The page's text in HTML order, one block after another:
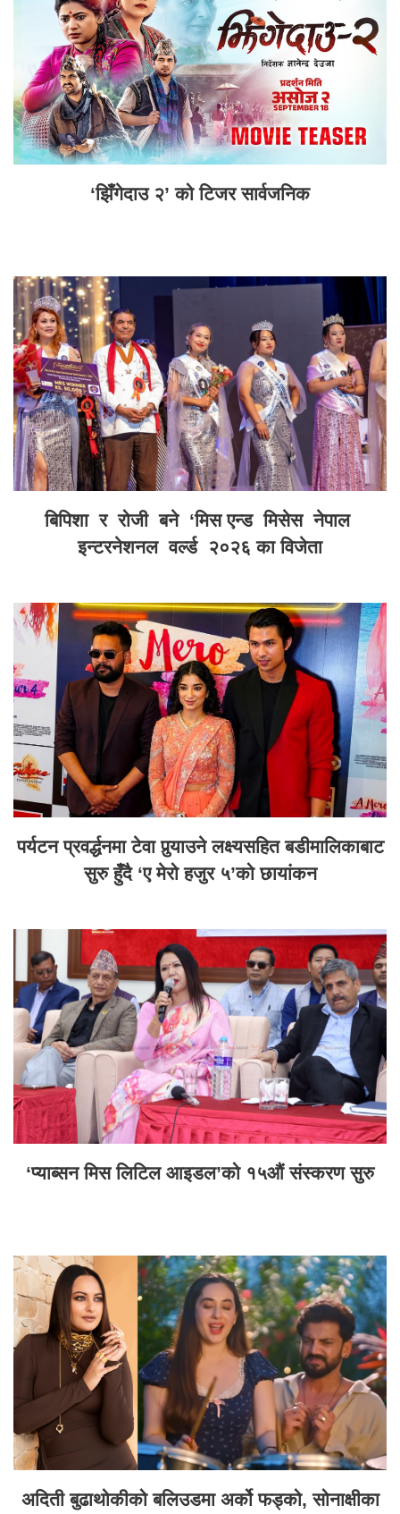
‘झिँगेदाउ २’ को टिजर सार्वजनिक
बिपिशा र रोजी बने ‘मिस एन्ड मिसेस नेपाल
इन्टरनेशनल वर्ल्ड २०२६ का विजेता
पर्यटन प्रवर्द्धनमा टेवा पुर्‍याउने लक्ष्यसहित बडीमालिकाबाट
सुरु हुँदै ‘ए मेरो हजुर ५’को छायांकन
‘प्याब्सन मिस लिटिल आइडल’को १५औं संस्करण सुरु
अदिती बुढाथोकीको बलिउडमा अर्को फड्को, सोनाक्षीका